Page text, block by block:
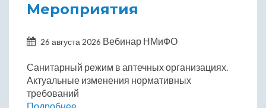
Мероприятия
26 августа 2026 Вебинар НМиФО
Санитарный режим в аптечных организациях.
Актуальные изменения нормативных
требований